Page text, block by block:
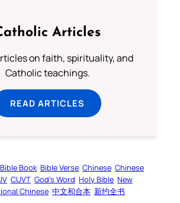
Articles
on faith, spirituality, and
Catholic teachings.
READ ARTICLES
Bible Book Bible Verse Chinese Chinese
CUVT God’s Word Holy Bible New
Chinese 中文和合本 新约全书